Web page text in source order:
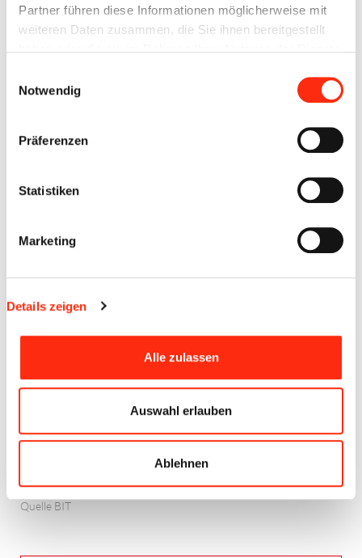
Partner führen diese Informationen möglicherweise mit
weiteren Daten zusammen, die Sie ihnen bereitgestellt
Notwendig
Präferenzen
Statistiken
Marketing
Details zeigen
Alle zulassen
Auswahl erlauben
Ablehnen
Quelle BIT